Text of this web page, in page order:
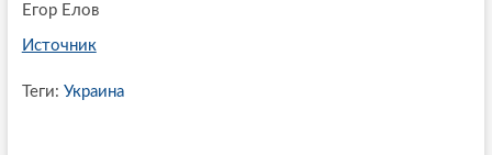
Егор Елов
Источник
Теги: Украина